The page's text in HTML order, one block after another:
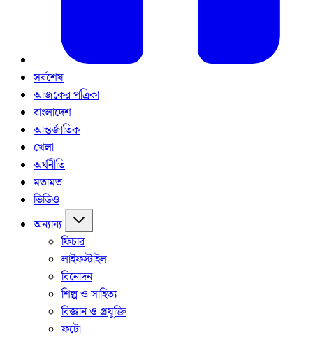
সর্বশেষ
আজকের পত্রিকা
বাংলাদেশ
আন্তর্জাতিক
খেলা
অর্থনীতি
মতামত
ভিডিও
অন্যান্য
ফিচার
লাইফস্টাইল
বিনোদন
শিল্প ও সাহিত্য
বিজ্ঞান ও প্রযুক্তি
ফটো